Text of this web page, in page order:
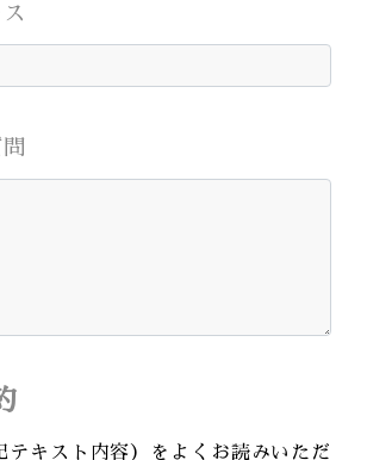
テキスト内容）をよくお読みいただ